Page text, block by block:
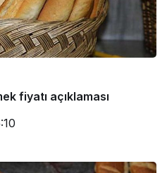
fiyatı açıklaması